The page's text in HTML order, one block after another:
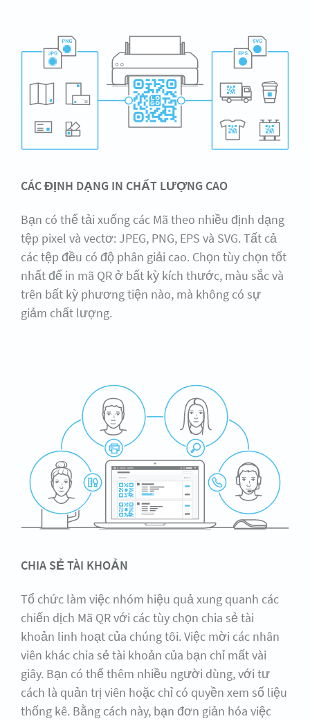
CÁC ĐỊNH DẠNG IN CHẤT LƯỢNG CAO
Bạn có thể tải xuống các Mã theo nhiều định dạng
tệp pixel và vectơ: JPEG, PNG, EPS và SVG. Tất cả
các tệp đều có độ phân giải cao. Chọn tùy chọn tốt
nhất để in mã QR ở bất kỳ kích thước, màu sắc và
trên bất kỳ phương tiện nào, mà không có sự
giảm chất lượng.
CHIA SẺ TÀI KHOẢN
Tổ chức làm việc nhóm hiệu quả xung quanh các
chiến dịch Mã QR với các tùy chọn chia sẻ tài
khoản linh hoạt của chúng tôi. Việc mời các nhân
viên khác chia sẻ tài khoản của bạn chỉ mất vài
giây. Bạn có thể thêm nhiều người dùng, với tư
cách là quản trị viên hoặc chỉ có quyền xem số liệu
thống kê. Bằng cách này, bạn đơn giản hóa việc